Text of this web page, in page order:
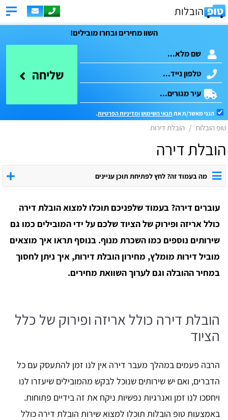
השוו מחירים ובחרו מובילים!
שליחה
הנני מאשר/ת את תנאי השימושומדיניות הפרטיות.
טופ הובלות הובלת דירות
הובלת דירה
מה בעמוד זה? לחץ לפתיחת תוכן עניינים
עוברים דירה? בעמוד שלפניכם תוכלו למצוא הובלת דירה
כולל אריזה ופירוק של הציוד שלכם על ידי המובילים כמו גם
שירותים נוספים כמו השכרת מנוף. בנוסף תראו איך מוצאים
מוביל דירות מומלץ, מחירון הובלת דירות, איך ניתן לחסוך
במחיר ההובלה וגם לערוך השוואת מחירים.
הובלת דירה כולל אריזה ופירוק של כלל
הציוד
הרבה פעמים במהלך מעבר דירה אין לנו זמן להתעסק עם כל
הדברים, ואם יש שירותים שנוכל לבקש מהמובילים שיעזרו לנו
ויחסכו לנו זמן ואנרגיות נפשיות ניקח את זה בידיים פתוחות.
באמצעות טופ הובלות תוכלו למצוא שירות הובלת דירה כולל